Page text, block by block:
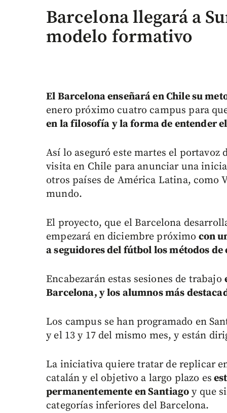
Barcelona llegará a
modelo formativo
El Barcelona enseñará en Chile su
enero próximo cuatro campus para
en la filosofía y la forma de entender
Así lo aseguró este martes el
visita en Chile para anunciar una
otros países de América Latina, como
mundo.
El proyecto, que el Barcelona
empezará en diciembre próximo con
a seguidores del fútbol los métodos
Encabezarán estas sesiones de trabajo
Barcelona, y los alumnos más
Los campus se han programado en
y el 13 y 17 del mismo mes, y están
La iniciativa quiere tratar de replicar
catalán y el objetivo a largo plazo es
permanentemente en Santiago y que
categorías inferiores del Barcelona.